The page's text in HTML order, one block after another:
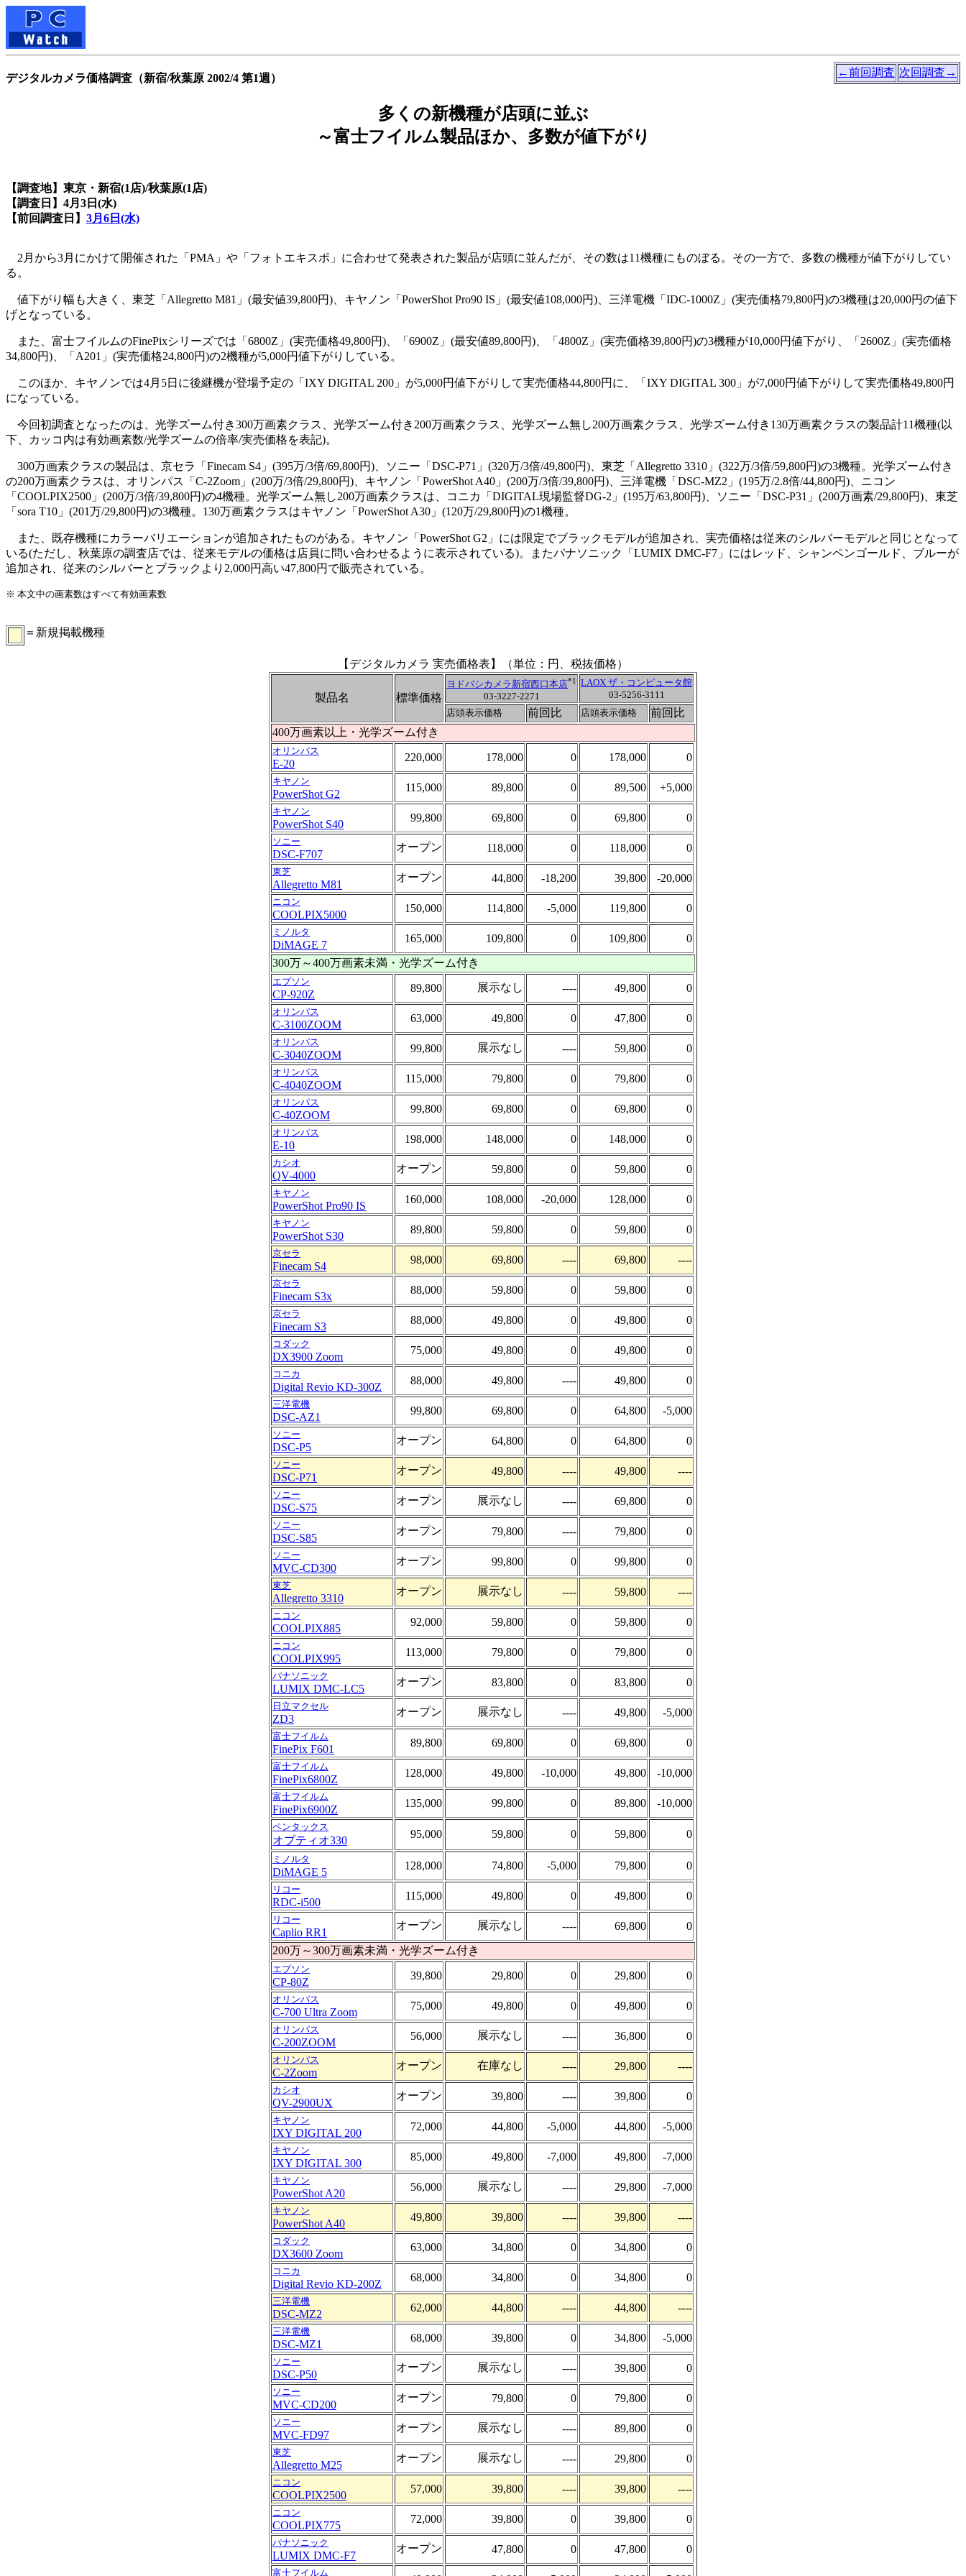
←前回調査 次回調査→
デジタルカメラ価格調査（新宿/秋葉原 2002/4 第1週）
多くの新機種が店頭に並ぶ
～富士フイルム製品ほか、多数が値下がり
【調査地】東京・新宿(1店)/秋葉原(1店)
【調査日】4月3日(水)
【前回調査日】 3月6日(水)
2月から3月にかけて開催された「PMA」や「フォトエキスポ」に合わせて発表された製品が店頭に並んだが、その数は11機種にものぼる。その一方で、多数の機種が値下がりしてい
る。
値下がり幅も大きく、東芝「Allegretto M81」(最安値39,800円)、キヤノン「PowerShot Pro90 IS」(最安値108,000円)、三洋電機「IDC-1000Z」(実売価格79,800円)の3機種は20,000円の値下
げとなっている。
また、富士フイルムのFinePixシリーズでは「6800Z」(実売価格49,800円)、「6900Z」(最安値89,800円)、「4800Z」(実売価格39,800円)の3機種が10,000円値下がり、「2600Z」(実売価格
34,800円)、「A201」(実売価格24,800円)の2機種が5,000円値下がりしている。
このほか、キヤノンでは4月5日に後継機が登場予定の「IXY DIGITAL 200」が5,000円値下がりして実売価格44,800円に、「IXY DIGITAL 300」が7,000円値下がりして実売価格49,800円
になっている。
今回初調査となったのは、光学ズーム付き300万画素クラス、光学ズーム付き200万画素クラス、光学ズーム無し200万画素クラス、光学ズーム付き130万画素クラスの製品計11機種(以
下、カッコ内は有効画素数/光学ズームの倍率/実売価格を表記)。
300万画素クラスの製品は、京セラ「Finecam S4」(395万/3倍/69,800円)、ソニー「DSC-P71」(320万/3倍/49,800円)、東芝「Allegretto 3310」(322万/3倍/59,800円)の3機種。光学ズーム付き
の200万画素クラスは、オリンパス「C-2Zoom」(200万/3倍/29,800円)、キヤノン「PowerShot A40」(200万/3倍/39,800円)、三洋電機「DSC-MZ2」(195万/2.8倍/44,800円)、ニコン
「COOLPIX2500」(200万/3倍/39,800円)の4機種。光学ズーム無し200万画素クラスは、コニカ「DIGITAL現場監督DG-2」(195万/63,800円)、ソニー「DSC-P31」(200万画素/29,800円)、東芝
「sora T10」(201万/29,800円)の3機種。130万画素クラスはキヤノン「PowerShot A30」(120万/29,800円)の1機種。
また、既存機種にカラーバリエーションが追加されたものがある。キヤノン「PowerShot G2」には限定でブラックモデルが追加され、実売価格は従来のシルバーモデルと同じとなって
いる(ただし、秋葉原の調査店では、従来モデルの価格は店員に問い合わせるように表示されている)。またパナソニック「LUMIX DMC-F7」にはレッド、シャンペンゴールド、ブルーが
追加され、従来のシルバーとブラックより2,000円高い47,800円で販売されている。
※ 本文中の画素数はすべて有効画素数
＝新規掲載機種
【デジタルカメラ 実売価格表】（単位：円、税抜価格）
製品名 標準価格
ヨドバシカメラ 新宿西口本店*1
03-3227-2271
LAOX ザ・コンピュータ館
03-5256-3111
店頭表示価格
前回比 店頭表示価格
前回比
400万画素以上・光学ズーム付き
オリンパス
E-20
220,000 178,000 0 178,000 0
キヤノン
PowerShot G2
115,000 89,800 0 89,500 +5,000
キヤノン
PowerShot S40
99,800 69,800 0 69,800 0
ソニー
DSC-F707
オープン 118,000 0 118,000 0
東芝
Allegretto M81
オープン 44,800 -18,200 39,800 -20,000
ニコン
COOLPIX5000
150,000 114,800 -5,000 119,800 0
ミノルタ
DiMAGE 7
165,000 109,800 0 109,800
0
300万～400万画素未満・光学ズーム付き
エプソン
CP-920Z
89,800 展示なし ---- 49,800 0
オリンパス
C-3100ZOOM
63,000 49,800 0 47,800 0
オリンパス
C-3040ZOOM
99,800 展示なし ---- 59,800 0
オリンパス
C-4040ZOOM
115,000 79,800 0 79,800 0
オリンパス
C-40ZOOM
99,800 69,800 0 69,800 0
オリンパス
E-10
198,000 148,000 0 148,000 0
カシオ
QV-4000
オープン 59,800 0 59,800 0
キヤノン
PowerShot Pro90 IS
160,000 108,000 -20,000 128,000 0
キヤノン
PowerShot S30
89,800 59,800 0 59,800 0
京セラ
Finecam S4
98,000 69,800 ---- 69,800 ----
京セラ
Finecam S3x
88,000 59,800 0 59,800 0
京セラ
Finecam S3
88,000 49,800 0 49,800 0
コダック
DX3900 Zoom
75,000 49,800 0 49,800 0
コニカ
Digital Revio KD-300Z
88,000 49,800 ---- 49,800 0
三洋電機
DSC-AZ1
99,800 69,800 0 64,800 -5,000
ソニー
DSC-P5
オープン 64,800 0 64,800 0
ソニー
DSC-P71
オープン 49,800 ---- 49,800 ----
ソニー
DSC-S75
オープン 展示なし ---- 69,800 0
ソニー
DSC-S85
オープン 79,800 ---- 79,800 0
ソニー
MVC-CD300
オープン 99,800 0 99,800 0
東芝
Allegretto 3310
オープン 展示なし ---- 59,800 ----
ニコン
COOLPIX885
92,000 59,800 0 59,800 0
ニコン
COOLPIX995
113,000 79,800 0 79,800 0
パナソニック
LUMIX DMC-LC5
オープン 83,800 0 83,800 0
日立マクセル
ZD3
オープン 展示なし ---- 49,800 -5,000
富士フイルム
FinePix F601
89,800 69,800 0 69,800 0
富士フイルム
FinePix6800Z
128,000 49,800 -10,000 49,800 -10,000
富士フイルム
FinePix6900Z
135,000 99,800 0 89,800 -10,000
ペンタックス
オプティオ330
95,000 59,800 0 59,800 0
ミノルタ
DiMAGE 5
128,000 74,800 -5,000 79,800 0
リコー
RDC-i500
115,000 49,800 0 49,800 0
リコー
Caplio RR1
オープン 展示なし ---- 69,800
0
200万～300万画素未満・光学ズーム付き
エプソン
CP-80Z
39,800 29,800 0 29,800 0
オリンパス
C-700 Ultra Zoom
75,000 49,800 0 49,800 0
オリンパス
C-200ZOOM
56,000 展示なし ---- 36,800 0
オリンパス
C-2Zoom
オープン 在庫なし ---- 29,800 ----
カシオ
QV-2900UX
オープン 39,800 ---- 39,800 0
キヤノン
IXY DIGITAL 200
72,000 44,800 -5,000 44,800 -5,000
キヤノン
IXY DIGITAL 300
85,000 49,800 -7,000 49,800 -7,000
キヤノン
PowerShot A20
56,000 展示なし ---- 29,800 -7,000
キヤノン
PowerShot A40
49,800 39,800 ---- 39,800 ----
コダック
DX3600 Zoom
63,000 34,800 0 34,800 0
コニカ
Digital Revio KD-200Z
68,000 34,800 0 34,800 0
三洋電機
DSC-MZ2
62,000 44,800 ---- 44,800 ----
三洋電機
DSC-MZ1
68,000 39,800 0 34,800 -5,000
ソニー
DSC-P50
オープン 展示なし ---- 39,800 0
ソニー
MVC-CD200
オープン 79,800 0 79,800 0
ソニー
MVC-FD97
オープン 展示なし ---- 89,800 0
東芝
Allegretto M25
オープン 展示なし ---- 29,800 0
ニコン
COOLPIX2500
57,000 39,800 ---- 39,800 ----
ニコン
COOLPIX775
72,000 39,800 0 39,800 0
パナソニック
LUMIX DMC-F7
オープン 47,800 0 47,800 0
富士フイルム